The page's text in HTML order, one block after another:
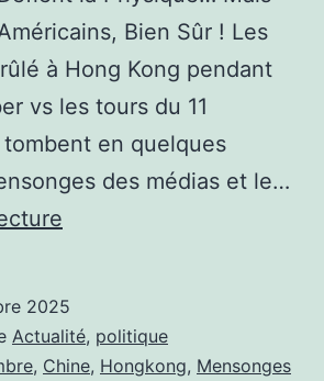
Bien Sûr ! Les
à Hong Kong pendant
vs les tours du 11
en quelques
des médias et le…
Grand
Miracle
2025
Actualité, politique
, Chine, Hongkong, Mensonges